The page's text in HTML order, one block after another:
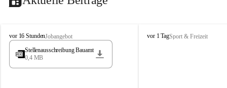
S
t
s
vor 16 StundenJobangebot
Stellenausschreibung Bauamt
0,4 MB
S
vor 1 TagSport & Freizeit